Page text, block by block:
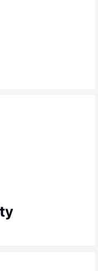
fra
vendita in
al local
nelle sue
economica:
Diversity,